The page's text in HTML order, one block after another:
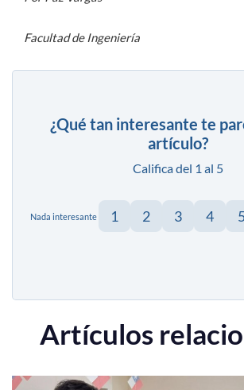
Facultad de Ingeniería
¿Qué tan interesante te
artículo?
Califica del 1 al 5
Nada interesante 1 2 3 4
Artículos